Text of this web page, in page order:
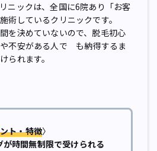
ニックは、全国に6院あり「お客
術しているクリニックです。
を決めていないので、脱毛初心
不安がある人で も納得するま
られます。
ト・特徴〉
が時間無制限で受けられる